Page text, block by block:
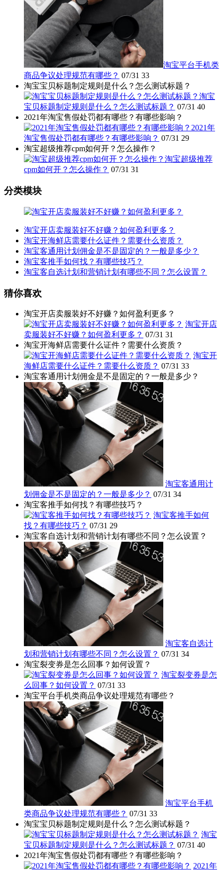
淘宝平台手机类
商品争议处理规范有哪些？ 07/31 33
淘宝宝贝标题制定规则是什么？怎么测试标题？
淘宝
宝贝标题制定规则是什么？怎么测试标题？ 07/31 40
2021年淘宝售假处罚都有哪些？有哪些影响？
2021年
淘宝售假处罚都有哪些？有哪些影响？ 07/31 29
淘宝超级推荐cpm如何开？怎么操作？
淘宝超级推荐
cpm如何开？怎么操作？ 07/31 31
分类模块
淘宝开店卖服装好不好赚？如何盈利更多？
淘宝开海鲜店需要什么证件？需要什么资质？
淘宝客通用计划佣金是不是固定的？一般是多少？
淘宝客推手如何找？有哪些技巧？
淘宝客自选计划和营销计划有哪些不同？怎么设置？
猜你喜欢
淘宝开店卖服装好不好赚？如何盈利更多？
淘宝开店
卖服装好不好赚？如何盈利更多？ 07/31 31
淘宝开海鲜店需要什么证件？需要什么资质？
淘宝开
海鲜店需要什么证件？需要什么资质？ 07/31 33
淘宝客通用计划佣金是不是固定的？一般是多少？
淘宝客通用计
划佣金是不是固定的？一般是多少？ 07/31 34
淘宝客推手如何找？有哪些技巧？
淘宝客推手如何
找？有哪些技巧？ 07/31 29
淘宝客自选计划和营销计划有哪些不同？怎么设置？
淘宝客自选计
划和营销计划有哪些不同？怎么设置？ 07/31 34
淘宝裂变券是怎么回事？如何设置？
淘宝裂变券是怎
么回事？如何设置？ 07/31 33
淘宝平台手机类商品争议处理规范有哪些？
淘宝平台手机
类商品争议处理规范有哪些？ 07/31 33
淘宝宝贝标题制定规则是什么？怎么测试标题？
淘宝
宝贝标题制定规则是什么？怎么测试标题？ 07/31 40
2021年淘宝售假处罚都有哪些？有哪些影响？
2021年